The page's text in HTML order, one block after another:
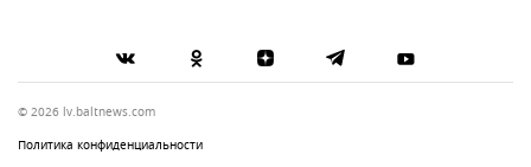
© 2026 lv.baltnews.com
Политика конфиденциальности